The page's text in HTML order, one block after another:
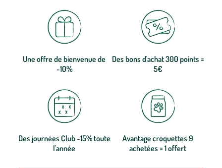
Une offre de bienvenue de
-10%
Des bons d'achat 300 points =
5€
Des journées Club -15% toute
l'année
Avantage croquettes 9
achetées = 1 offert